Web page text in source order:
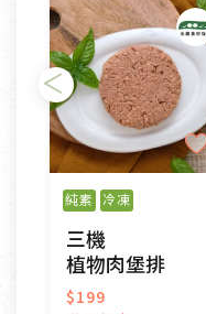
純素 冷凍
三機
植物肉堡排
$199